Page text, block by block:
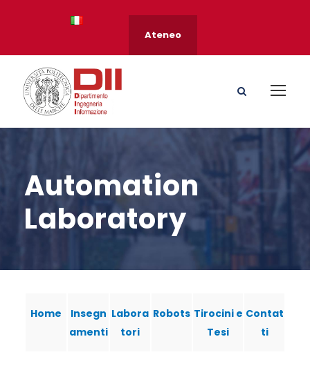
Ateneo
Automation
Laboratory
Home
Insegn
amenti
Labora
tori
Robots Tirocini e
Tesi
Contat
ti